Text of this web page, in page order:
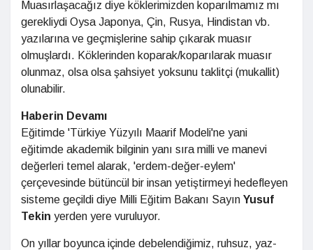
Muasırlaşacağız diye köklerimizden koparılmamız mı
gerekliydi Oysa Japonya, Çin, Rusya, Hindistan vb.
yazılarına ve geçmişlerine sahip çıkarak muasır
olmuşlardı. Köklerinden koparak/koparılarak muasır
olunmaz, olsa olsa şahsiyet yoksunu taklitçi (mukallit)
olunabilir.
Haberin Devamı
Eğitimde 'Türkiye Yüzyılı Maarif Modeli'ne yani
eğitimde akademik bilginin yanı sıra milli ve manevi
değerleri temel alarak, 'erdem-değer-eylem'
çerçevesinde bütüncül bir insan yetiştirmeyi hedefleyen
sisteme geçildi diye Milli Eğitim Bakanı Sayın Yusuf
Tekin yerden yere vuruluyor.
On yıllar boyunca içinde debelendiğimiz, ruhsuz, yaz-